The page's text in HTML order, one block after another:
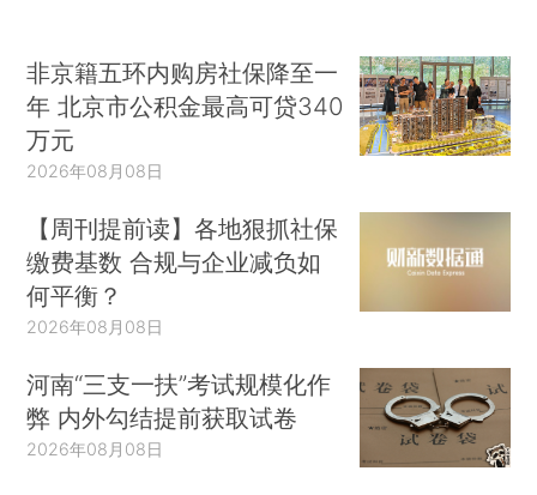
非京籍五环内购房社保降至一
年 北京市公积金最高可贷340
万元
2026年08月08日
【周刊提前读】各地狠抓社保
缴费基数 合规与企业减负如
何平衡？
2026年08月08日
河南“三支一扶”考试规模化作
弊 内外勾结提前获取试卷
2026年08月08日